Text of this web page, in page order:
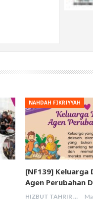
NAHDAH FIKRIYYAH
[NF139] Keluarga
Agen Perubahan
HIZBUT TAHRIR MALAYSIA